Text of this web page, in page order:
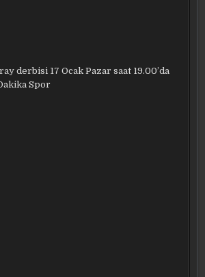
derbisi 17 Ocak Pazar saat 19.00’da
Spor